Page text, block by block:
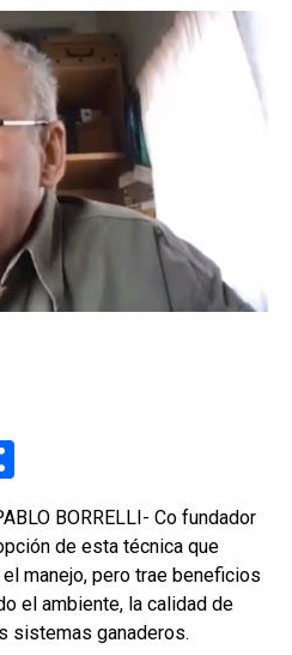
o
m
p
ar
BORRELLI- Co fundador
de esta técnica que
manejo, pero trae beneficios
el ambiente, la calidad de
sistemas ganaderos.